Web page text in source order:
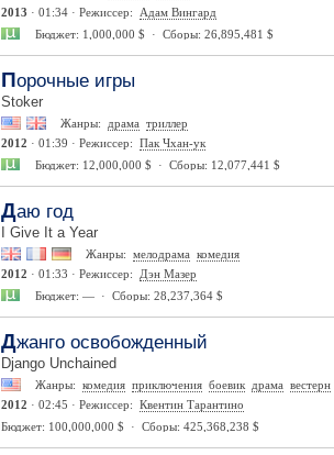
2013 · 01:34 · Режиссер:
Адам Вингард
Бюджет: 1,000,000 $ · Сборы: 26,895,481 $
Порочные игры
Stoker
Жанры: драма триллер
2012 · 01:39 · Режиссер: Пак Чхан-ук
Бюджет: 12,000,000 $ · Сборы: 12,077,441 $
Даю год
I Give It a Year
Жанры: мелодрама комедия
2012 · 01:33 · Режиссер:
Дэн Мазер
Бюджет: — · Сборы: 28,237,364 $
Джанго освобожденный
Django Unchained
Жанры: комедия приключения боевик драма вестерн
2012 · 02:45 · Режиссер: Квентин Тарантино
Бюджет: 100,000,000 $ · Сборы: 425,368,238 $